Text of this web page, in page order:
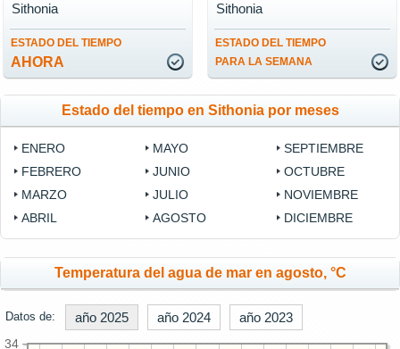
ESTADO DEL TIEMPO
AHORA
Sithonia
ESTADO DEL TIEMPO
PARA LA SEMANA
Sithonia
Estado del tiempo en Sithonia por meses
ENERO
FEBRERO
MARZO
ABRIL
MAYO
JUNIO
JULIO
AGOSTO
SEPTIEMBRE
OCTUBRE
NOVIEMBRE
DICIEMBRE
Temperatura del agua de mar en agosto, °C
Datos de: año 2025 año 2024 año 2023
34